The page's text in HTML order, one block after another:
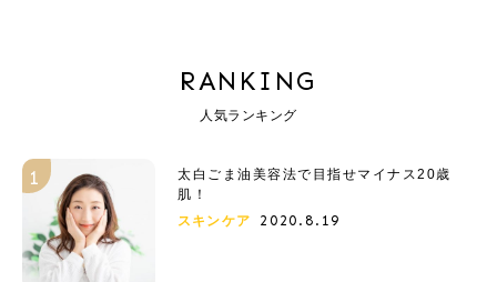
RANKING
人気ランキング
太白ごま油美容法で目指せマイナス20歳
肌！
スキンケア
2020.8.19